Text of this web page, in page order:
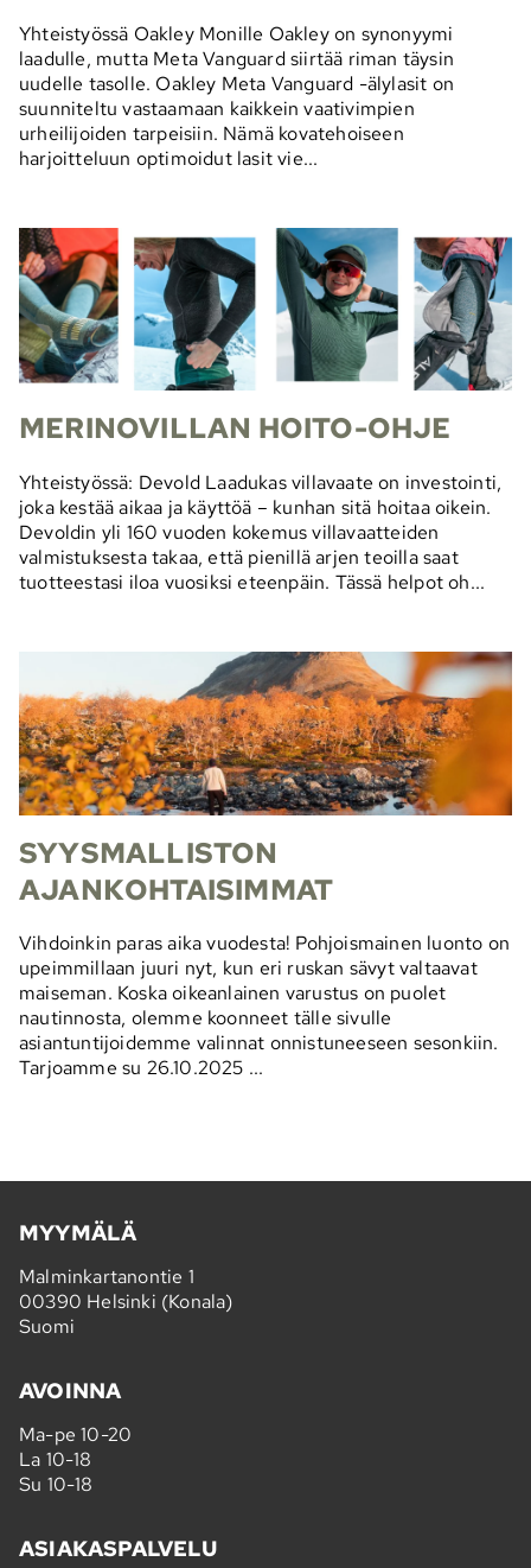
Yhteistyössä Oakley Monille Oakley on synonyymi
laadulle, mutta Meta Vanguard siirtää riman täysin
uudelle tasolle. Oakley Meta Vanguard -älylasit on
suunniteltu vastaamaan kaikkein vaativimpien
urheilijoiden tarpeisiin. Nämä kovatehoiseen
harjoitteluun optimoidut lasit vie...
MERINOVILLAN HOITO-OHJE
Yhteistyössä: Devold Laadukas villavaate on investointi,
joka kestää aikaa ja käyttöä – kunhan sitä hoitaa oikein.
Devoldin yli 160 vuoden kokemus villavaatteiden
valmistuksesta takaa, että pienillä arjen teoilla saat
tuotteestasi iloa vuosiksi eteenpäin. Tässä helpot oh...
SYYSMALLISTON
AJANKOHTAISIMMAT
Vihdoinkin paras aika vuodesta! Pohjoismainen luonto on
upeimmillaan juuri nyt, kun eri ruskan sävyt valtaavat
maiseman. Koska oikeanlainen varustus on puolet
nautinnosta, olemme koonneet tälle sivulle
asiantuntijoidemme valinnat onnistuneeseen sesonkiin.
Tarjoamme su 26.10.2025 ...
MYYMÄLÄ
Malminkartanontie 1
00390 Helsinki (Konala)
Suomi
AVOINNA
Ma-pe 10-20
La 10-18
Su 10-18
ASIAKASPALVELU